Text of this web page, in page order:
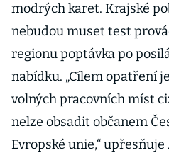
modrých karet. Krajské
nebudou muset test
regionu poptávka po
nabídku. „Cílem opatření
volných pracovních míst
nelze obsadit občanem
Evropské unie,“ upřesňuje